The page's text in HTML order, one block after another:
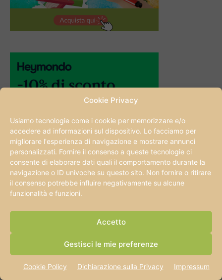
Cookie Privacy
Usiamo tecnologie come i cookie per memorizzare e/o
accedere ad informazioni sul dispositivo. Lo facciamo per
migliorare l'esperienza di navigazione e mostrare annunci
personalizzati. Fornire il consenso a queste tecnologie ci
consente di elaborare dati quali il comportamento durante la
navigazione o ID univoche su questo sito. Non fornire o ritirare
il consenso potrebbe influire negativamente su alcune
funzionalità e funzioni.
Accetto
Gestisci le mie preferenze
Cookie Policy Dichiarazione sulla Privacy Impressum
strutture dove dormire